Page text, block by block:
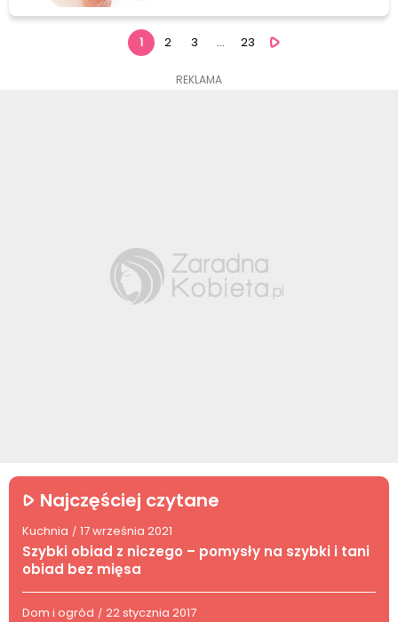
1 2 3 ... 23
REKLAMA
Najczęściej czytane
Kuchnia / 17 września 2021
Szybki obiad z niczego – pomysły na szybki i tani
obiad bez mięsa
Dom i ogród / 22 stycznia 2017